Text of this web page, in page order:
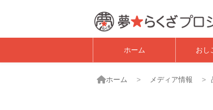
子ども職業体
ホーム おし
ホーム メディア情報